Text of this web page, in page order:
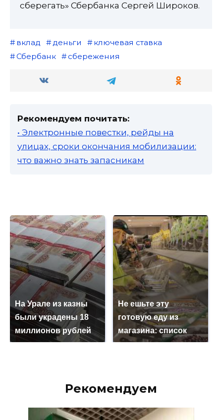
сберегать» Сбербанка Сергей Широков.
вклад деньги
ключевая ставка
Сбербанк
сбережения
Рекомендуем почитать:
• Электронные повестки, рейды на
улицах, сроки окончания мобилизации:
что важно знать запасникам
На Урале из казны
были украдены 18
миллионов рублей
Не ешьте эту
готовую еду из
магазина: список
Рекомендуем